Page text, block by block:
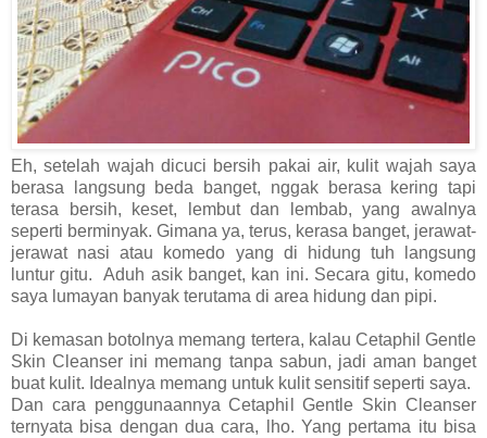
Eh, setelah wajah dicuci bersih pakai air, kulit wajah saya
berasa langsung beda banget, nggak berasa kering tapi
terasa bersih, keset, lembut dan lembab, yang awalnya
seperti berminyak. Gimana ya, terus, kerasa banget, jerawat-
jerawat nasi atau komedo yang di hidung tuh langsung
luntur gitu. Aduh asik banget, kan ini. Secara gitu, komedo
saya lumayan banyak terutama di area hidung dan pipi.
Di kemasan botolnya memang tertera, kalau Cetaphil Gentle
Skin Cleanser ini memang tanpa sabun, jadi aman banget
buat kulit. Idealnya memang untuk kulit sensitif seperti saya.
Dan cara penggunaannya Cetaphil Gentle Skin Cleanser
ternyata bisa dengan dua cara, lho. Yang pertama itu bisa